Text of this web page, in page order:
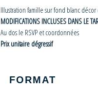
Illustration famille sur fond blanc
MODIFICATIONS INCLUSES DANS LE
Au dos le RSVP et coordonnées
Prix unitaire dégressif
FORMAT